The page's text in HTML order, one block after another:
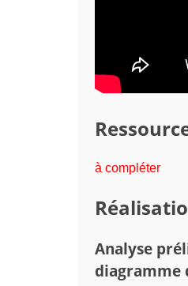
à compléter
Analyse
diagramme